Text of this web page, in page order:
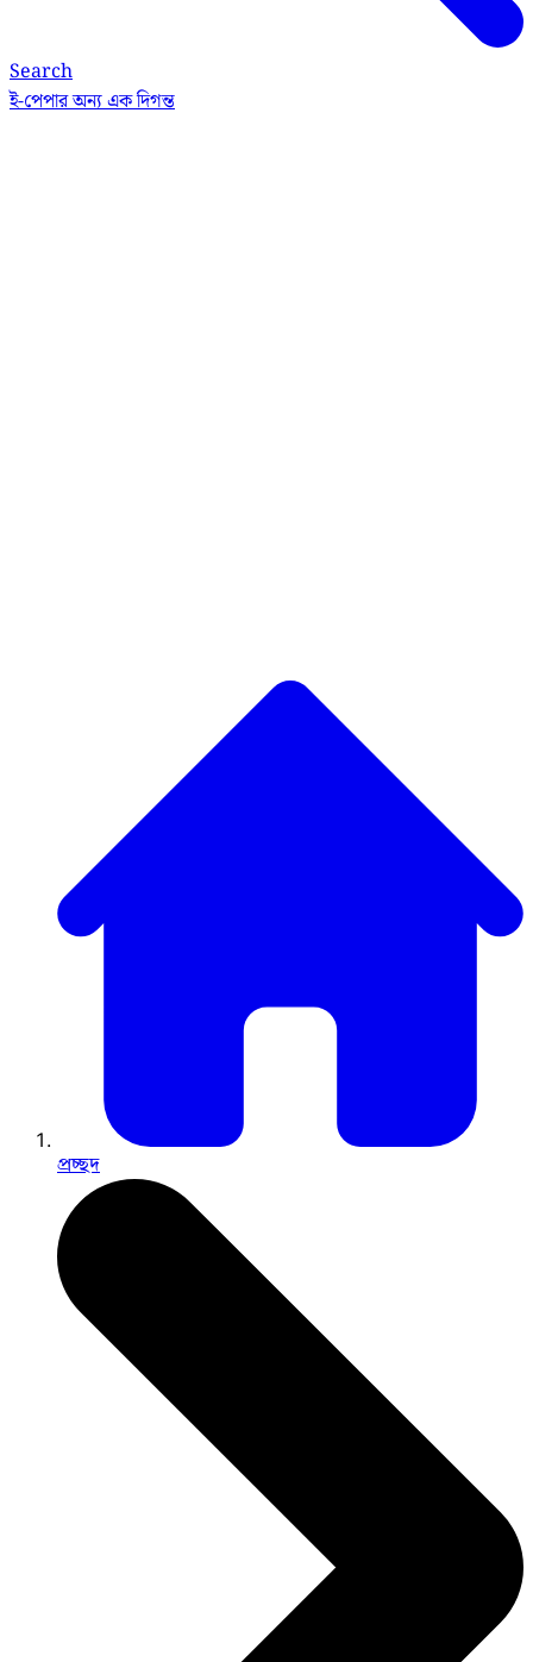
Search
ই-পেপারঅন্য এক দিগন্ত
প্রচ্ছদ